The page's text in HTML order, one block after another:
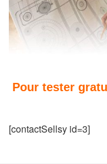
Pour tester
[contactSellsy id=3]